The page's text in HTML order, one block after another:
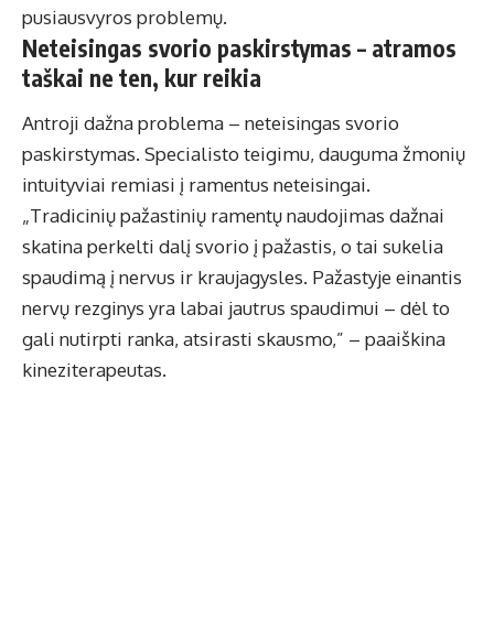
pusiausvyros problemų.
Neteisingas svorio paskirstymas – atramos
taškai ne ten, kur reikia
Antroji dažna problema – neteisingas svorio
paskirstymas. Specialisto teigimu, dauguma žmonių
intuityviai remiasi į ramentus neteisingai.
„Tradicinių pažastinių ramentų naudojimas dažnai
skatina perkelti dalį svorio į pažastis, o tai sukelia
spaudimą į nervus ir kraujagysles. Pažastyje einantis
nervų rezginys yra labai jautrus spaudimui – dėl to
gali nutirpti ranka, atsirasti skausmo,” – paaiškina
kineziterapeutas.